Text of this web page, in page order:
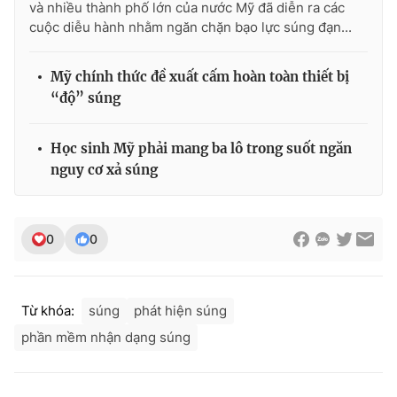
THỜI BÁO VTV
Theo dõi báo trên
Cơ quan chủ quản:
Cơ quan báo chí:
Tổng Biên tập:Vũ Thanh Thủy
Phó Tổng Biên tập:Nguyễn Thị Mỹ Hạnh, Phạm Quốc Thắng,
và nhiều thành phố lớn của nước Mỹ đã diễn ra các
cuộc diễu hành nhằm ngăn chặn bạo lực súng đạn...
Mỹ chính thức đề xuất cấm hoàn toàn thiết bị
“độ” súng
Học sinh Mỹ phải mang ba lô trong suốt ngăn
nguy cơ xả súng
0 0
Từ khóa: súng
phát hiện súng
phần mềm nhận dạng súng